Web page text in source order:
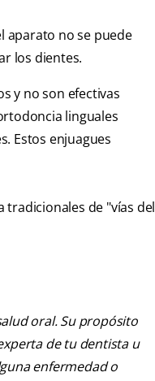
aparato no se puede
los dientes.
y no son efectivas
linguales
Estos enjuagues
tradicionales de "vías del
oral. Su propósito
de tu dentista u
enfermedad o